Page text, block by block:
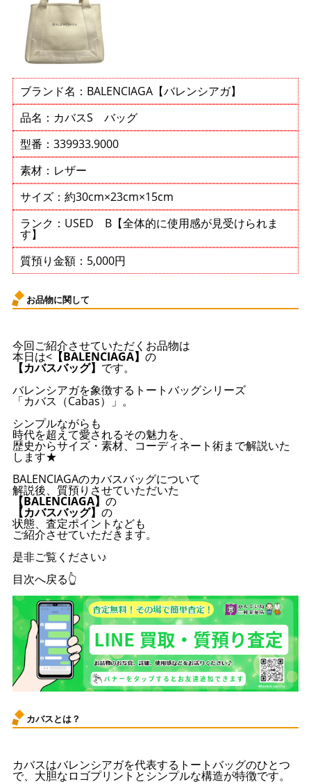
ブランド名：BALENCIAGA【バレンシアガ】
品名：カバスS バッグ
型番：339933.9000
素材：レザー
サイズ：約30cm×23cm×15cm
ランク：USED B【全体的に使用感が見受けられま
す】
質預り金額：5,000円
お品物に関して
今回ご紹介させていただくお品物は
本日は<【BALENCIAGA】 の
【カバスバッグ】 です。
バレンシアガを象徴するトートバッグシリーズ
「カバス（Cabas）」。
シンプルながらも
時代を超えて愛されるその魅力を、
歴史からサイズ・素材、コーディネート術まで解説いた
します★
BALENCIAGAのカバスバッグについて
解説後、質預りさせていただいた
【BALENCIAGA】 の
【カバスバッグ】 の
状態、査定ポイントなども
ご紹介させていただきます。
是非ご覧ください♪
目次へ戻る👆
カバスとは？
カバスはバレンシアガを代表するトートバッグのひとつ
で、大胆なロゴプリントとシンプルな構造が特徴です。